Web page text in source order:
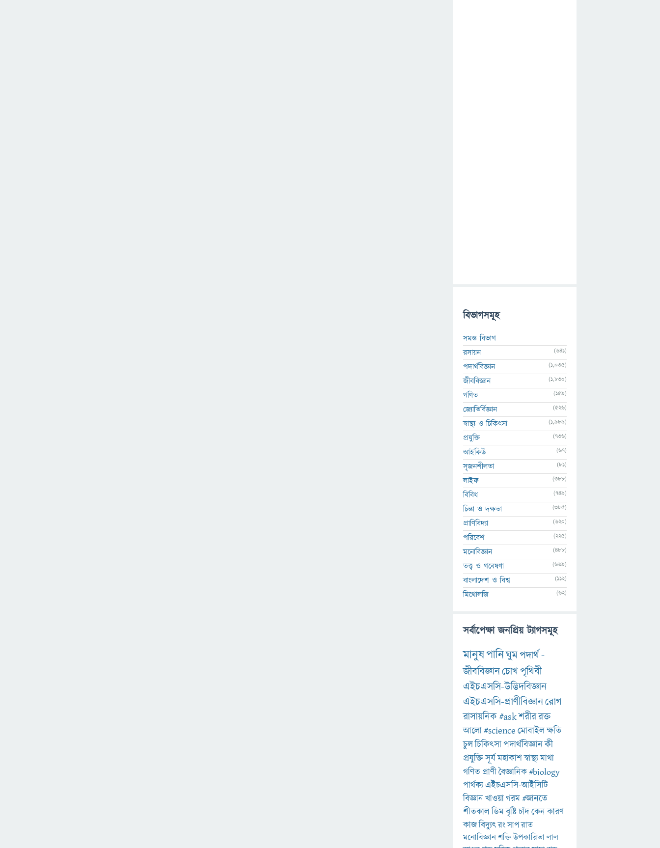
বিভাগসমূহ
সমস্ত বিভাগ
রসায়ন
(641)
পদার্থবিজ্ঞান (1,035)
জীববিজ্ঞান (1,830)
গণিত (159)
জ্যোতির্বিজ্ঞান (526)
স্বাস্থ্য ও চিকিৎসা (1,989)
প্রযুক্তি (736)
আইকিউ (67)
সৃজনশীলতা (81)
লাইফ (388)
বিবিধ (749)
চিন্তা ও দক্ষতা (385)
প্রাণিবিদ্যা (620)
পরিবেশ (225)
মনোবিজ্ঞান (488)
তত্ত্ব ও গবেষণা (669)
বাংলাদেশ ও বিশ্ব (112)
মিথোলজি (62)
সর্বাপেক্ষা জনপ্রিয় ট্যাগসমূহ
মানুষপানিঘুমপদার্থ-
জীববিজ্ঞানচোখপৃথিবী
এইচএসসি-উদ্ভিদবিজ্ঞান
এইচএসসি-প্রাণীবিজ্ঞানরোগ
রাসায়নিক#askশরীররক্ত
আলো#scienceমোবাইলক্ষতি
চুলচিকিৎসাপদার্থবিজ্ঞানকী
প্রযুক্তিসূর্যমহাকাশস্বাস্থ্যমাথা
গণিত প্রাণীবৈজ্ঞানিক#biology
পার্থক্য এইচএসসি-আইসিটি
বিজ্ঞানখাওয়াগরম#জানতে
শীতকালডিমবৃষ্টিচাঁদকেনকারণ
কাজবিদ্যুৎরংসাপরাত
মনোবিজ্ঞানশক্তিউপকারিতালাল